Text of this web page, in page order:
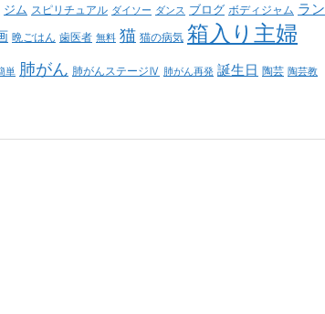
ジム スピリチュアル ダイソー ダンス ブログ ボディジャム ラン
晩ごはん 歯医者 無料 猫 猫の病気 箱入り主婦
単 肺がん 肺がんステージⅣ 肺がん再発 誕生日 陶芸 陶芸教